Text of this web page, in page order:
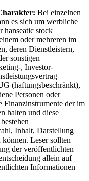
Bei einzelnen
es sich um werbliche
hanseatic stock
oder mehreren im
deren Dienstleistern,
sonstigen
, Investor-
(haftungsbeschränkt),
Personen oder
Finanzinstrumente der im
halten und diese
Inhalt, Darstellung
Leser sollten
der veröffentlichten
allein auf
Informationen